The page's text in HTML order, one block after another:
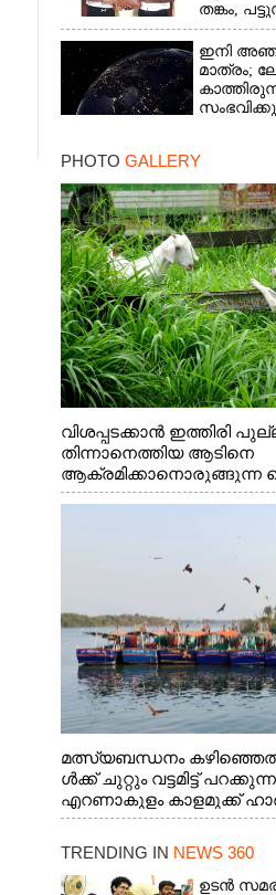
തങ്കം,
ഇനി
മാത്രം;
PHOTO GALLERY
വിശപ്പടക്കാൻ ഇത്തിരി
തിന്നാനെത്തിയ ആടിനെ
ആക്രമിക്കാനൊരുങ്ങുന്ന
എറണാകുളം
മത്സ്യബന്ധനം
ൾക്ക് ചുറ്റും വട്ടമിട്ട്
എറണാകുളം കാളമുക്ക്
ള്ള കാഴ്ച
TRENDING IN NEWS 360
ഉടൻ